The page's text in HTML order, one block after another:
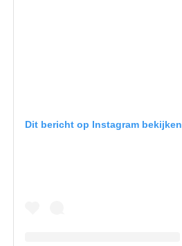
Dit bericht op Instagram bekijken